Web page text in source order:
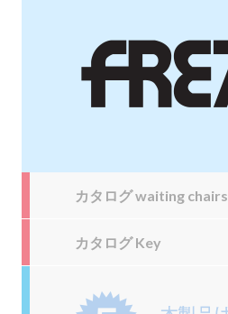
カタログ waiting chairs
カタログ Key